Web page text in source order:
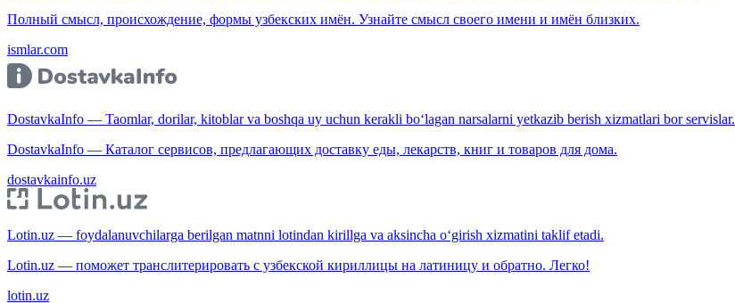
Полный смысл, происхождение, формы узбекских имён. Узнайте смысл своего имени и имён близких.
ismlar.com
DostavkaInfo — Taomlar, dorilar, kitoblar va boshqa uy uchun kerakli bo‘lagan narsalarni yetkazib berish xizmatlari bor servislar.
DostavkaInfo — Каталог сервисов, предлагающих доставку еды, лекарств, книг и товаров для дома.
dostavkainfo.uz
Lotin.uz — foydalanuvchilarga berilgan matnni lotindan kirillga va aksincha o‘girish xizmatini taklif etadi.
Lotin.uz — поможет транслитерировать с узбекской кириллицы на латиницу и обратно. Легко!
lotin.uz